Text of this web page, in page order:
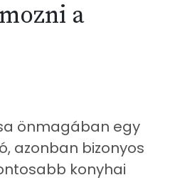
a
önmagában egy
azonban bizonyos
konyhai